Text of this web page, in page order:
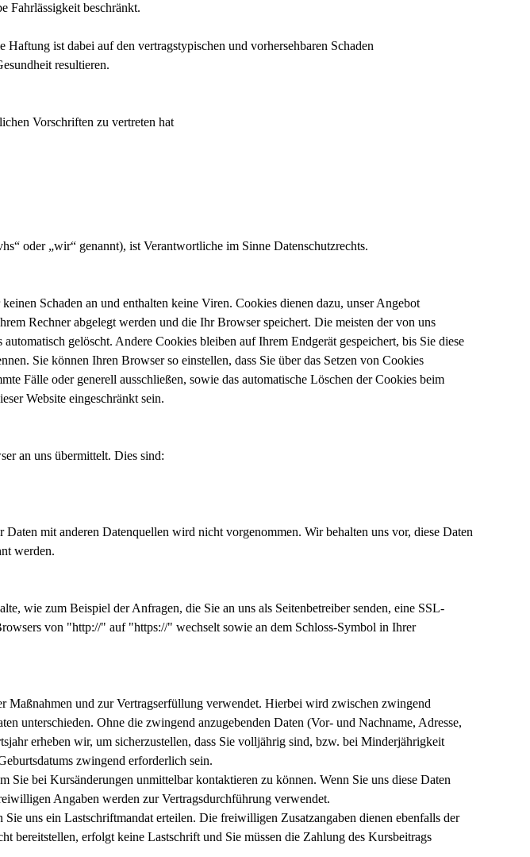
Fahrlässigkeit beschränkt.
Haftung ist dabei auf den vertragstypischen und vorhersehbaren Schaden
resultieren.
Vorschriften zu vertreten hat
oder „wir“ genannt), ist Verantwortliche im Sinne Datenschutzrechts.
Schaden an und enthalten keine Viren. Cookies dienen dazu, unser Angebot
Rechner abgelegt werden und die Ihr Browser speichert. Die meisten der von uns
gelöscht. Andere Cookies bleiben auf Ihrem Endgerät gespeichert, bis Sie diese
Sie können Ihren Browser so einstellen, dass Sie über das Setzen von Cookies
Fälle oder generell ausschließen, sowie das automatische Löschen der Cookies beim
Website eingeschränkt sein.
an uns übermittelt. Dies sind:
mit anderen Datenquellen wird nicht vorgenommen. Wir behalten uns vor, diese Daten
werden.
wie zum Beispiel der Anfragen, die Sie an uns als Seitenbetreiber senden, eine SSL-
von "http://" auf "https://" wechselt sowie an dem Schloss-Symbol in Ihrer
und zur Vertragserfüllung verwendet. Hierbei wird zwischen zwingend
unterschieden. Ohne die zwingend anzugebenden Daten (Vor- und Nachname, Adresse,
erheben wir, um sicherzustellen, dass Sie volljährig sind, bzw. bei Minderjährigkeit
zwingend erforderlich sein.
bei Kursänderungen unmittelbar kontaktieren zu können. Wenn Sie uns diese Daten
Angaben werden zur Vertragsdurchführung verwendet.
uns ein Lastschriftmandat erteilen. Die freiwilligen Zusatzangaben dienen ebenfalls der
bereitstellen, erfolgt keine Lastschrift und Sie müssen die Zahlung des Kursbeitrags